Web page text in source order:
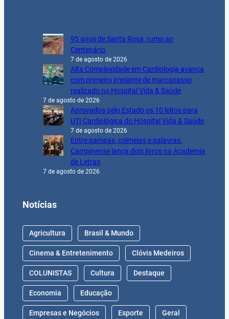
95 anos de Santa Rosa, rumo ao
Centenário
7 de agosto de 2026
Alta Complexidade em Cardiologia avança
com primeiro implante de marcapasso
realizado no Hospital Vida & Saúde
7 de agosto de 2026
Aprovados pelo Estado os 10 leitos para
UTI Cardiológica do Hospital Vida & Saúde
7 de agosto de 2026
Entre pampas, colmeias e palavras:
Campinense lança dois livros na Academia
de Letras
7 de agosto de 2026
Notícias
Agricultura Brasil & Mundo
Cinema & Entretenimento Clóvis Medeiros
COLUNISTAS Cultura Destaque
Economia Educação
Empresas e Negócios Esporte Geral